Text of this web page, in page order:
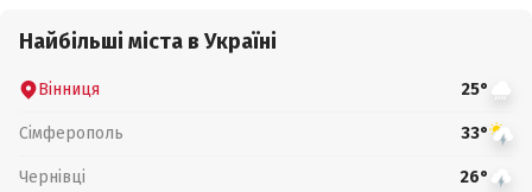
Найбільші міста в Україні
Вінниця 25°
Сімферополь 33°
Чернівці 26°